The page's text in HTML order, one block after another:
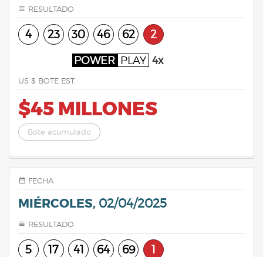
RESULTADO
4 23 30 46 62 2
POWER PLAY 4x
US $ BOTE EST.
$45 MILLONES
Bote acumulado
FECHA
MIÉRCOLES, 02/04/2025
RESULTADO
5 17 41 64 69 1